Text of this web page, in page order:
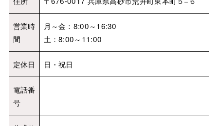
営業時
間
月～金：8:00～16:30
土：8:00～11:00
定休日 日・祝日
電話番
号